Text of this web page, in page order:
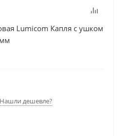
Lumicom Капля с ушком
Нашли дешевле?